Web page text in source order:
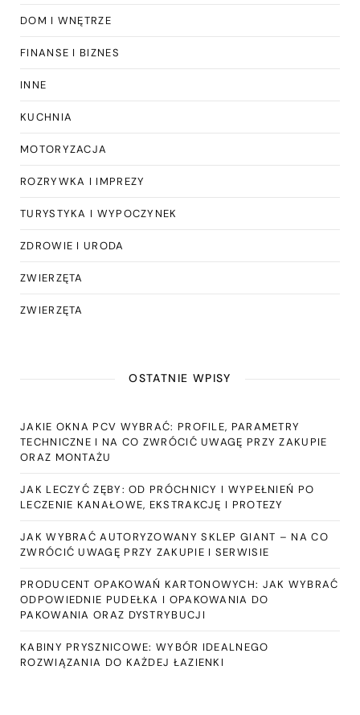
DOM I WNĘTRZE
FINANSE I BIZNES
INNE
KUCHNIA
MOTORYZACJA
ROZRYWKA I IMPREZY
TURYSTYKA I WYPOCZYNEK
ZDROWIE I URODA
ZWIERZĘTA
ZWIERZĘTA
OSTATNIE WPISY
JAKIE OKNA PCV WYBRAĆ: PROFILE, PARAMETRY
TECHNICZNE I NA CO ZWRÓCIĆ UWAGĘ PRZY ZAKUPIE
ORAZ MONTAŻU
JAK LECZYĆ ZĘBY: OD PRÓCHNICY I WYPEŁNIEŃ PO
LECZENIE KANAŁOWE, EKSTRAKCJĘ I PROTEZY
JAK WYBRAĆ AUTORYZOWANY SKLEP GIANT – NA CO
ZWRÓCIĆ UWAGĘ PRZY ZAKUPIE I SERWISIE
PRODUCENT OPAKOWAŃ KARTONOWYCH: JAK WYBRAĆ
ODPOWIEDNIE PUDEŁKA I OPAKOWANIA DO
PAKOWANIA ORAZ DYSTRYBUCJI
KABINY PRYSZNICOWE: WYBÓR IDEALNEGO
ROZWIĄZANIA DO KAŻDEJ ŁAZIENKI